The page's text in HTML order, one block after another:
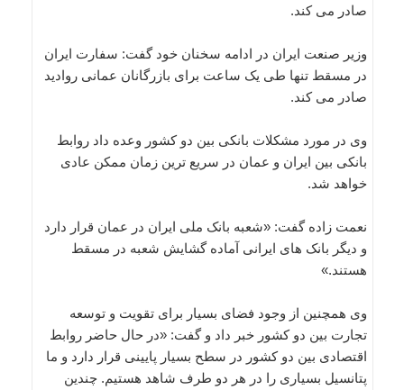
صادر می کند.
وزیر صنعت ایران در ادامه سخنان خود گفت: سفارت ایران
در مسقط تنها طی یک ساعت برای بازرگانان عمانی روادید
صادر می کند.
وی در مورد مشکلات بانکی بین دو کشور وعده داد روابط
بانکی بین ایران و عمان در سریع ترین زمان ممکن عادی
خواهد شد.
نعمت زاده گفت: «شعبه بانک ملی ایران در عمان قرار دارد
و دیگر بانک های ایرانی آماده گشایش شعبه در مسقط
هستند.»
وی همچنین از وجود فضای بسیار برای تقویت و توسعه
تجارت بین دو کشور خبر داد و گفت: «در حال حاضر روابط
اقتصادی بین دو کشور در سطح بسیار پایینی قرار دارد و ما
پتانسیل بسیاری را در هر دو طرف شاهد هستیم. چندین